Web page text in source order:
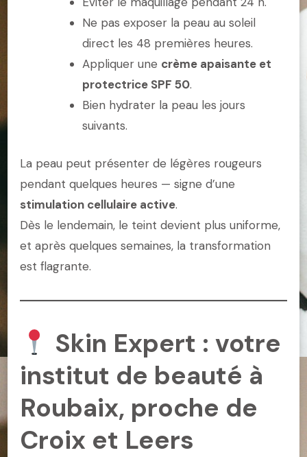
Ne pas exposer la peau au soleil
direct les 48 premières heures.
Appliquer une crème apaisante et
protectrice SPF 50.
Bien hydrater la peau les jours
suivants.
La peau peut présenter de légères rougeurs
pendant quelques heures — signe d’une
stimulation cellulaire active.
Dès le lendemain, le teint devient plus uniforme,
et après quelques semaines, la transformation
est flagrante.
Skin Expert : votre
institut de beauté à
Roubaix, proche de
Croix et Leers